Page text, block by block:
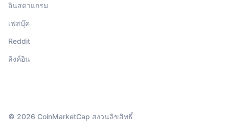
อินสตาแกรม
เฟสบุ๊ค
Reddit
ลิงค์อิน
© 2026 CoinMarketCap สงวนลิขสิทธิ์